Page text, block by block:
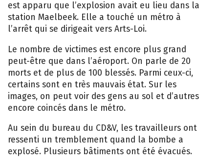
est apparu que l’explosion avait eu lieu dans la
station Maelbeek. Elle a touché un métro à
l’arrêt qui se dirigeait vers Arts-Loi.
Le nombre de victimes est encore plus grand
peut-être que dans l’aéroport. On parle de 20
morts et de plus de 100 blessés. Parmi ceux-ci,
certains sont en très mauvais état. Sur les
images, on peut voir des gens au sol et d’autres
encore coincés dans le métro.
Au sein du bureau du CD&V, les travailleurs ont
ressenti un tremblement quand la bombe a
explosé. Plusieurs bâtiments ont été évacués.